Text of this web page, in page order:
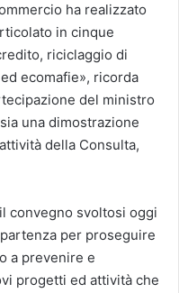
ha realizzato
in cinque
riciclaggio di
ecomafie», ricorda
del ministro
una dimostrazione
della Consulta,
convegno svoltosi oggi
per proseguire
a prevenire e
progetti ed attività che